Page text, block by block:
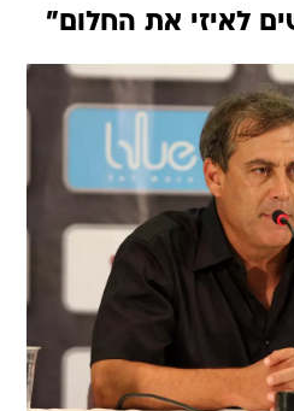
לאיזי את החלום"